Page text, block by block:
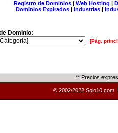
Registro de Dominios| Web Hosting |
Dominios Expirados | Industrias |
Dominio:
[Pág.
** Precios
© 2002/2022 Solo10.com